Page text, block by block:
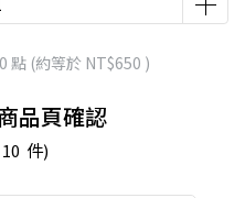
點 (約等於 NT$650 )
品頁確認
10 件)